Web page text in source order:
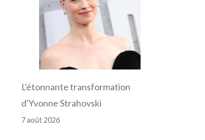
L'étonnante transformation
d'Yvonne Strahovski
7 août 2026